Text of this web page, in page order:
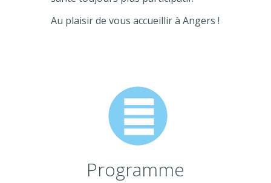
Au plaisir de vous accueillir à Angers !
Programme